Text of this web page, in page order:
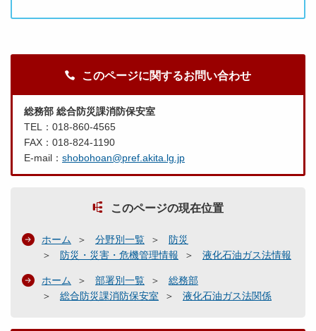
このページに関するお問い合わせ
総務部 総合防災課消防保安室
TEL：018-860-4565
FAX：018-824-1190
E-mail： shobohoan@pref.akita.lg.jp
このページの現在位置
ホーム 分野別一覧
防災
防災・災害・危機管理情報
液化石油ガス法情報
ホーム 部署別一覧
総務部
総合防災課消防保安室
液化石油ガス法関係